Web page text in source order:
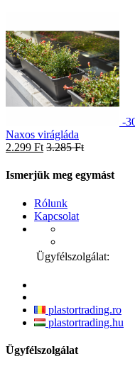
-
Naxos virágláda
2.299 Ft 3.285 Ft
Ismerjük meg egymást
Rólunk
Kapcsolat
Ügyfélszolgálat:
plastortrading.ro
plastortrading.hu
Ügyfélszolgálat